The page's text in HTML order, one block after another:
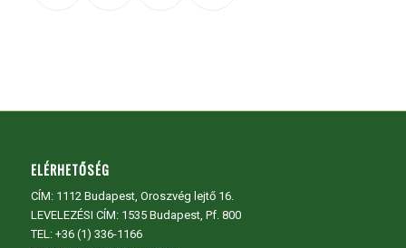
ELÉRHETŐSÉG
CÍM: 1112 Budapest, Oroszvég lejtő 16.
LEVELEZÉSI CÍM: 1535 Budapest, Pf. 800
TEL: +36 (1) 336-1166